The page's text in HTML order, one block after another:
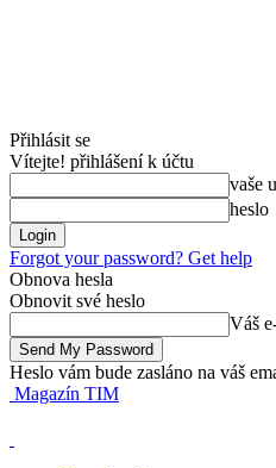
Přihlásit se
Vítejte! přihlášení k účtu
vaše
heslo
Forgot your password? Get help
Obnova hesla
Obnovit své heslo
Váš
Heslo vám bude zasláno na váš
Magazín TIM